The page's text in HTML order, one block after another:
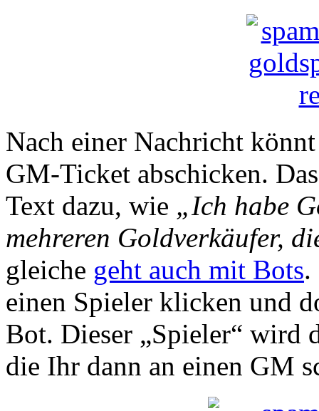
Nach einer Nachricht
GM-Ticket abschicken.
Text dazu, wie „Ich habe
mehreren Goldverkäufer,
gleiche geht auch mit Bots.
einen Spieler klicken und
Bot. Dieser „Spieler“ wird
die Ihr dann an einen GM